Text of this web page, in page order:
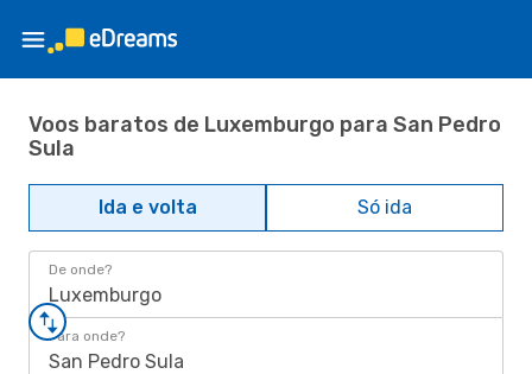
Voos baratos de Luxemburgo para San Pedro
Sula
Ida e volta Só ida
De onde?
Luxemburgo
Para onde?
San Pedro Sula